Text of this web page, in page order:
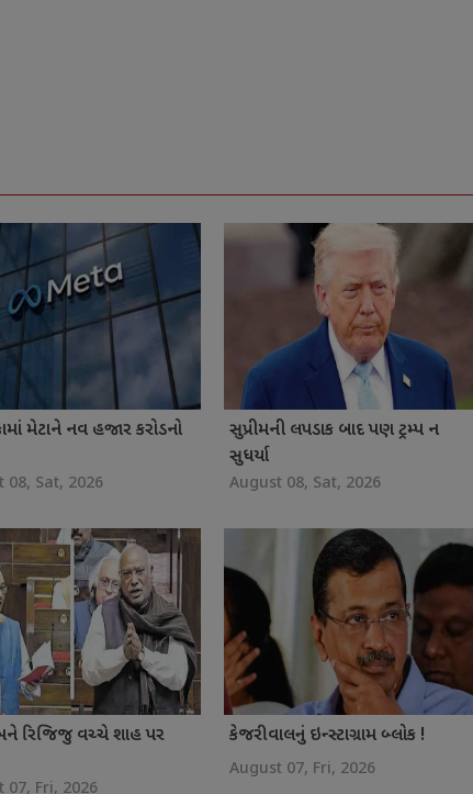
મેટાને નવ હજાર કરોડનો
08, Sat, 2026
સુપ્રીમની લપડાક બાદ પણ ટ્રમ્પ ન
સુધર્યા
August 08, Sat, 2026
રિજિજુ વચ્ચે શાહ પર
07, Fri, 2026
કેજરીવાલનું ઇન્સ્ટાગ્રામ બ્લોક !
August 07, Fri, 2026